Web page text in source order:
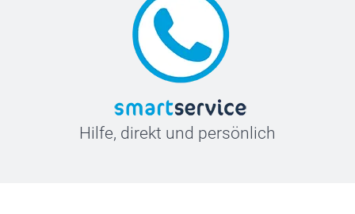
Hilfe, direkt und persönlich